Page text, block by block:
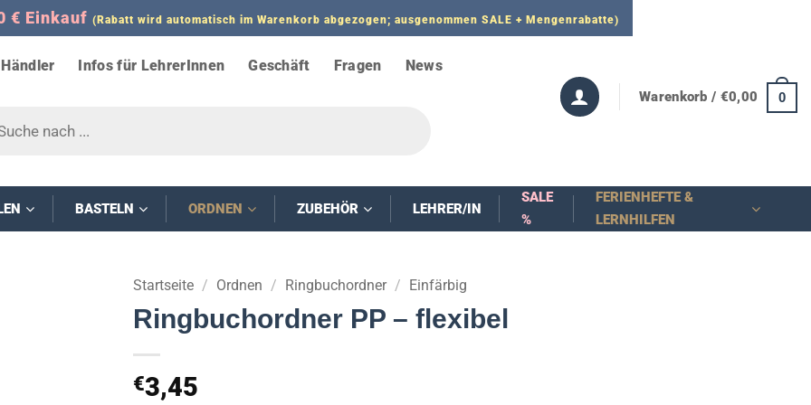
€ Einkauf (Rabatt wird automatisch im Warenkorb abgezogen; ausgenommen SALE + Mengenrabatte)
Händler Infos für LehrerInnen Geschäft Fragen News
Warenkorb / €0,00 0
BASTELN ORDNEN ZUBEHÖR LEHRER/IN
SALE
%
FERIENHEFTE &
LERNHILFEN
Startseite / Ordnen / Ringbuchordner / Einfärbig
Ringbuchordner PP – flexibel
€3,45